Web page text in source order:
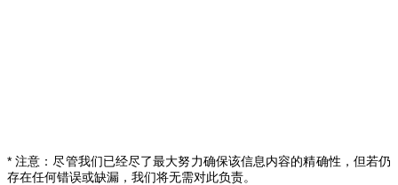
* 注意：尽管我们已经尽了最大努力确保该信息内容的精确性，但若仍
存在任何错误或缺漏，我们将无需对此负责。